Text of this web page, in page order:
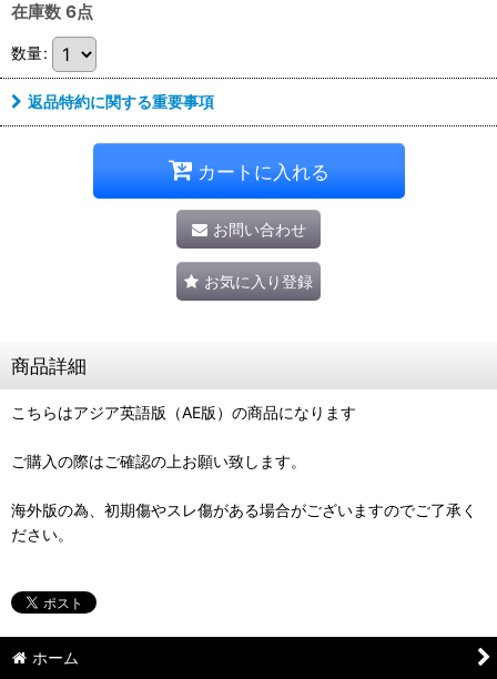
在庫数 6点
数量:
返品特約に関する重要事項
カートに入れる
お問い合わせ
お気に入り登録
商品詳細
こちらはアジア英語版（AE版）の商品になります
ご購入の際はご確認の上お願い致します。
海外版の為、初期傷やスレ傷がある場合がございますのでご了承く
ださい。
ホーム